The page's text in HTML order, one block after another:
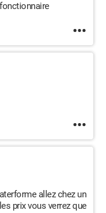
allez chez un
prix vous verrez que